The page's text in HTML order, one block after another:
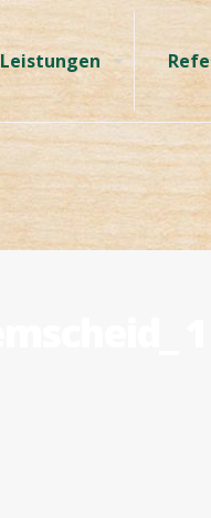
Leistungen